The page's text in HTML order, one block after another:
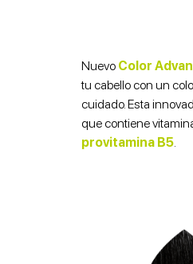
Nuevo Color
tu cabello con un
cuidado. Esta
que contiene
provitamina B5.